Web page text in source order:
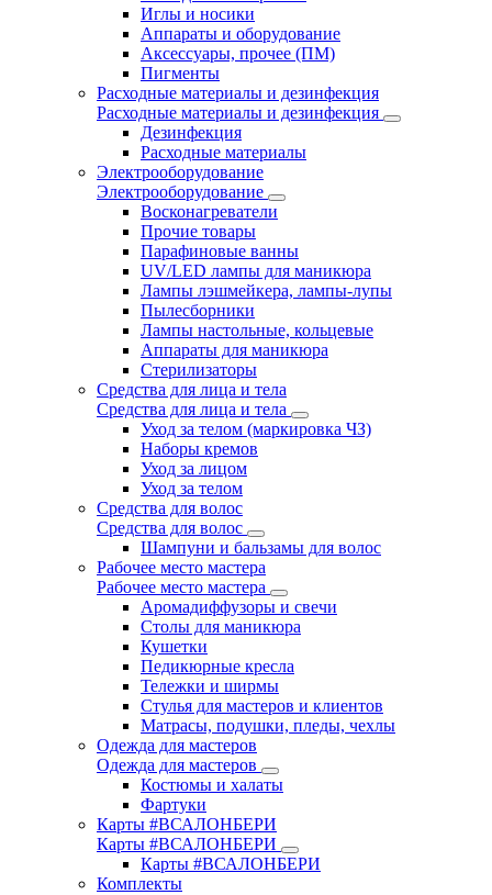
Иглы и носики
Аппараты и оборудование
Аксессуары, прочее (ПМ)
Пигменты
Расходные материалы и дезинфекция
Расходные материалы и дезинфекция
Дезинфекция
Расходные материалы
Электрооборудование
Электрооборудование
Восконагреватели
Прочие товары
Парафиновые ванны
UV/LED лампы для маникюра
Лампы лэшмейкера, лампы-лупы
Пылесборники
Лампы настольные, кольцевые
Аппараты для маникюра
Стерилизаторы
Средства для лица и тела
Средства для лица и тела
Уход за телом (маркировка ЧЗ)
Наборы кремов
Уход за лицом
Уход за телом
Средства для волос
Средства для волос
Шампуни и бальзамы для волос
Рабочее место мастера
Рабочее место мастера
Аромадиффузоры и свечи
Столы для маникюра
Кушетки
Педикюрные кресла
Тележки и ширмы
Стулья для мастеров и клиентов
Матрасы, подушки, пледы, чехлы
Одежда для мастеров
Одежда для мастеров
Костюмы и халаты
Фартуки
Карты #ВСАЛОНБЕРИ
Карты #ВСАЛОНБЕРИ
Карты #ВСАЛОНБЕРИ
Комплекты